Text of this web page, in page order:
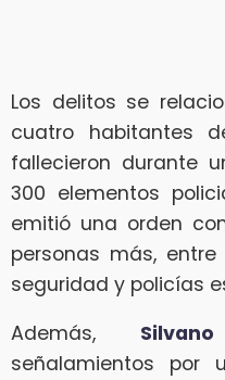
Los delitos se
cuatro habitantes
fallecieron durante
300 elementos
emitió una orden
personas más,
seguridad y policías
Además,
señalamientos por